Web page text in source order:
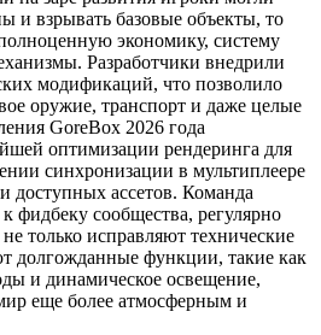
и взрывать базовые объекты, то
экономику, систему
Разработчики внедрили
модификаций, что позволило
оружие, транспорт и даже целые
GoreBox 2026 года
оптимизации рендеринга для
синхронизации в мультиплеере
доступных ассетов. Команда
фидбеку сообщества, регулярно
только исправляют технические
долгожданные функции, такие как
и динамическое освещение,
еще более атмосферным и